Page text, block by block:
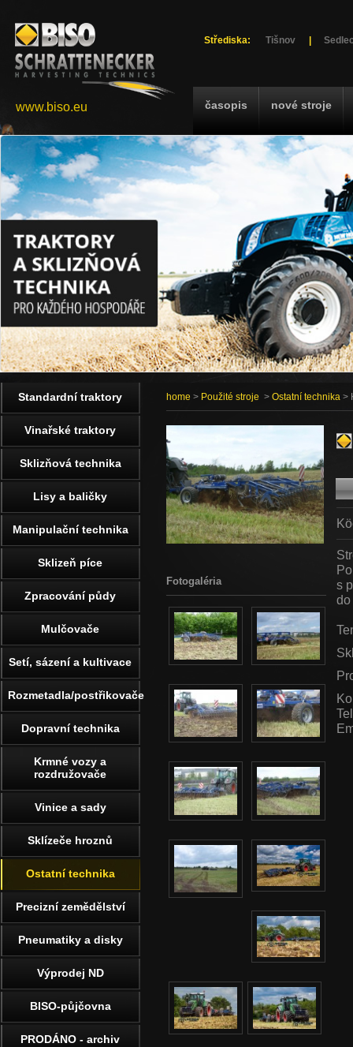
Střediska: Tišnov
časopis nové stroje
www.biso.eu
home > Použité stroje > Ostatní technika >
s
do
Fotogaléria
Standardní traktory
Vinařské traktory
Sklizňová technika
Lisy a baličky
Manipulační technika
Sklizeň píce
Zpracování půdy
Mulčovače
Setí, sázení a kultivace
Rozmetadla/postřikovače
Dopravní technika
Krmné vozy a
rozdružovače
Vinice a sady
Sklízeče hroznů
Ostatní technika
Precizní zemědělství
Pneumatiky a disky
Výprodej ND
BISO-půjčovna
PRODÁNO - archiv